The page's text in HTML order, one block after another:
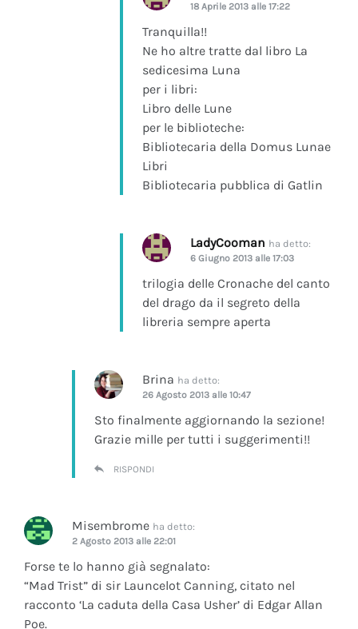
18 Aprile 2013 alle 17:22
Tranquilla!!
Ne ho altre tratte dal libro La
sedicesima Luna
per i libri:
Libro delle Lune
per le biblioteche:
Bibliotecaria della Domus Lunae
Libri
Bibliotecaria pubblica di Gatlin
LadyCooman ha detto:
6 Giugno 2013 alle 17:03
trilogia delle Cronache del canto
del drago da il segreto della
libreria sempre aperta
Brina ha detto:
26 Agosto 2013 alle 10:47
Sto finalmente aggiornando la sezione!
Grazie mille per tutti i suggerimenti!!
RISPONDI
Misembrome ha detto:
2 Agosto 2013 alle 22:01
Forse te lo hanno già segnalato:
“Mad Trist” di sir Launcelot Canning, citato nel
racconto ‘La caduta della Casa Usher’ di Edgar Allan
Poe.